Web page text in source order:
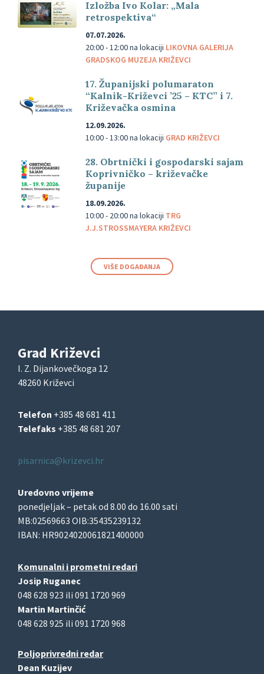
Izložba Ivo Kolar: „Mala
retrospektiva“
07.07.2026.
20:00 - 12:00na lokaciji LIKOVNA GALERIJA
GRADSKOG MUZEJA KRIŽEVCI
17. Županijski polumaraton
“Kalnik-Križevci ’25 – KTC” i 7.
Križevačka osmina
12.09.2026.
10:00 - 13:00na lokaciji GRAD KRIŽEVCI
28. Obrtnički i gospodarski sajam
Koprivničko – križevačke
županije
18.09.2026.
10:00 - 20:00na lokaciji TRG
J.J.STROSSMAYERA KRIŽEVCI
VIŠE DOGAĐANJA
Grad Križevci
I. Z. Dijankovečkoga 12
48260 Križevci
Telefon +385 48 681 411
Telefaks +385 48 681 207
pisarnica@krizevci.hr
Uredovno vrijeme
ponedjeljak – petak od 8.00 do 16.00 sati
MB:02569663 OIB:35435239132
IBAN: HR9024020061821400000
Komunalni i prometni redari
Josip Ruganec
048 628 923 ili 091 1720 969
Martin Martinčić
048 628 925 ili 091 1720 968
Poljoprivredni redar
Dean Kuzijev